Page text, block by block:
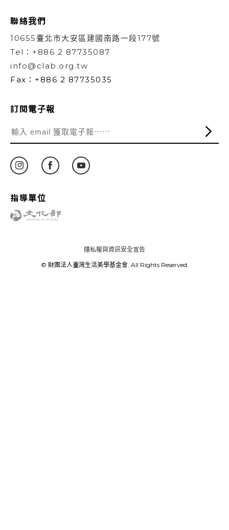
聯絡我們
10655臺北市大安區建國南路一段177號
Tel：+886 2 87735087
info@clab.org.tw
Fax：+886 2 87735035
訂閱電子報
指導單位
隱私權與資訊安全宣告
© 財團法人臺灣生活美學基金會. All Rights Reserved.